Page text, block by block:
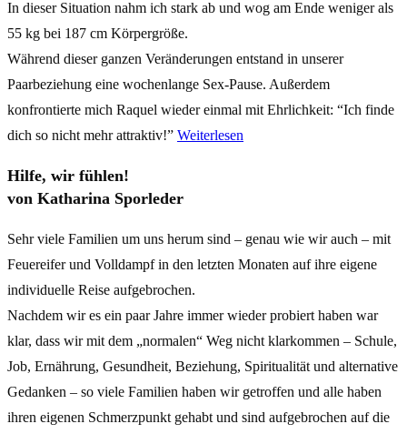
In dieser Situation nahm ich stark ab und wog am Ende weniger als
55 kg bei 187 cm Körpergröße.
Während dieser ganzen Veränderungen entstand in unserer
Paarbeziehung eine wochenlange Sex-Pause. Außerdem
konfrontierte mich Raquel wieder einmal mit Ehrlichkeit: “Ich finde
dich so nicht mehr attraktiv!” Weiterlesen
Hilfe, wir fühlen!
von Katharina Sporleder
Sehr viele Familien um uns herum sind – genau wie wir auch – mit
Feuereifer und Volldampf in den letzten Monaten auf ihre eigene
individuelle Reise aufgebrochen.
Nachdem wir es ein paar Jahre immer wieder probiert haben war
klar, dass wir mit dem „normalen“ Weg nicht klarkommen – Schule,
Job, Ernährung, Gesundheit, Beziehung, Spiritualität und alternative
Gedanken – so viele Familien haben wir getroffen und alle haben
ihren eigenen Schmerzpunkt gehabt und sind aufgebrochen auf die